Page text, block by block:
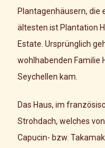
Plantagenhäusern, die
ältesten ist Plantation
Estate. Ursprünglich
wohlhabenden Familie
Seychellen kam.
Das Haus, im
Strohdach, welches
Capucin- bzw.